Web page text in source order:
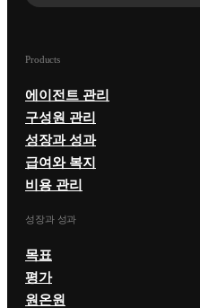
Products
에이전트 관리
구성원 관리
성장과 성과
급여와 복지
비용 관리
성장과 성과
목표
평가
원온원